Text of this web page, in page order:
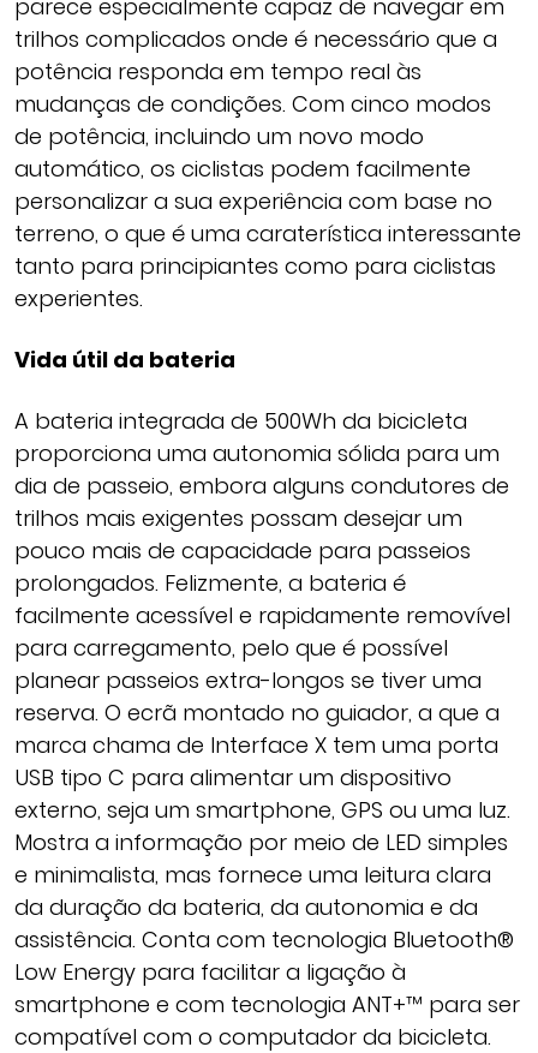
parece especialmente capaz de navegar em
trilhos complicados onde é necessário que a
potência responda em tempo real às
mudanças de condições. Com cinco modos
de potência, incluindo um novo modo
automático, os ciclistas podem facilmente
personalizar a sua experiência com base no
terreno, o que é uma caraterística interessante
tanto para principiantes como para ciclistas
experientes.
Vida útil da bateria
A bateria integrada de 500Wh da bicicleta
proporciona uma autonomia sólida para um
dia de passeio, embora alguns condutores de
trilhos mais exigentes possam desejar um
pouco mais de capacidade para passeios
prolongados. Felizmente, a bateria é
facilmente acessível e rapidamente removível
para carregamento, pelo que é possível
planear passeios extra-longos se tiver uma
reserva. O ecrã montado no guiador, a que a
marca chama de Interface X tem uma porta
USB tipo C para alimentar um dispositivo
externo, seja um smartphone, GPS ou uma luz.
Mostra a informação por meio de LED simples
e minimalista, mas fornece uma leitura clara
da duração da bateria, da autonomia e da
assistência. Conta com tecnologia Bluetooth®
Low Energy para facilitar a ligação à
smartphone e com tecnologia ANT+™ para ser
compatível com o computador da bicicleta.